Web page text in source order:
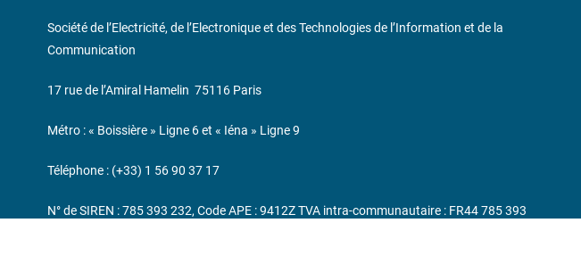
Société de l’Electricité, de l’Electronique et des Technologies de l’Information et de la
Communication
17 rue de l’Amiral Hamelin 75116 Paris
Métro : « Boissière » Ligne 6 et « Iéna » Ligne 9
Téléphone : (+33) 1 56 90 37 17
N° de SIREN : 785 393 232, Code APE : 9412Z TVA intra-communautaire : FR44 785 393